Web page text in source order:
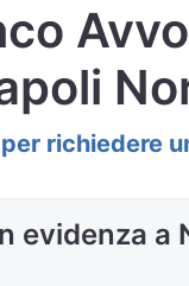
richiedere
evidenza a